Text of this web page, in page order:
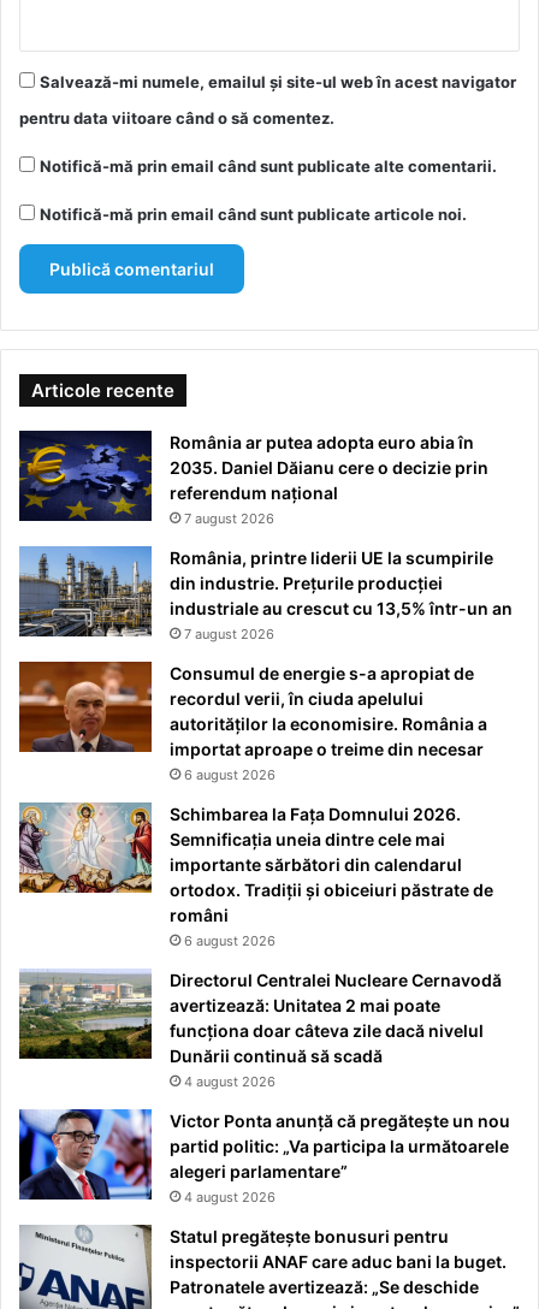
Salvează-mi numele, emailul și site-ul web în acest navigator
pentru data viitoare când o să comentez.
Notifică-mă prin email când sunt publicate alte comentarii.
Notifică-mă prin email când sunt publicate articole noi.
Articole recente
România ar putea adopta euro abia în
2035. Daniel Dăianu cere o decizie prin
referendum național
7 august 2026
România, printre liderii UE la scumpirile
din industrie. Prețurile producției
industriale au crescut cu 13,5% într-un an
7 august 2026
Consumul de energie s-a apropiat de
recordul verii, în ciuda apelului
autorităților la economisire. România a
importat aproape o treime din necesar
6 august 2026
Schimbarea la Fața Domnului 2026.
Semnificația uneia dintre cele mai
importante sărbători din calendarul
ortodox. Tradiții și obiceiuri păstrate de
români
6 august 2026
Directorul Centralei Nucleare Cernavodă
avertizează: Unitatea 2 mai poate
funcționa doar câteva zile dacă nivelul
Dunării continuă să scadă
4 august 2026
Victor Ponta anunță că pregătește un nou
partid politic: „Va participa la următoarele
alegeri parlamentare”
4 august 2026
Statul pregătește bonusuri pentru
inspectorii ANAF care aduc bani la buget.
Patronatele avertizează: „Se deschide